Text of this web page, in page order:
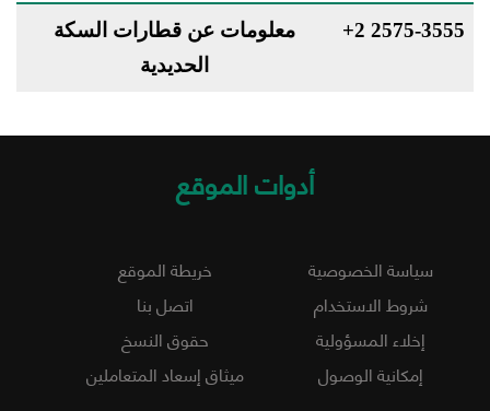
+2 2575-3555
معلومات عن قطارات السكة
الحديدية
أدوات الموقع
سياسة الخصوصية
خريطة الموقع
شروط الاستخدام
اتصل بنا
إخلاء المسؤولية
حقوق النسخ
إمكانية الوصول
ميثاق إسعاد المتعاملين